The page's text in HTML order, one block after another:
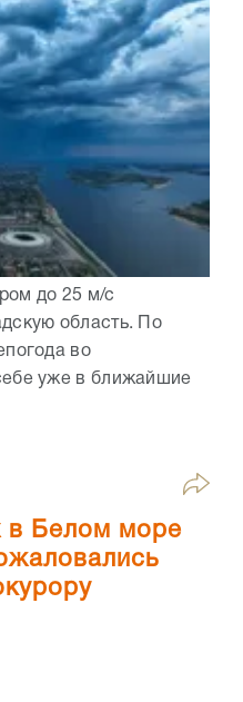
до 25 м/с
область. По
во
уже в ближайшие
в Белом море